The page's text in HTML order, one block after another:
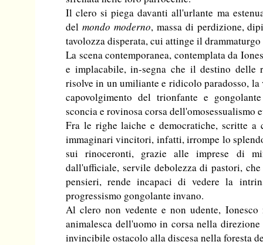
Il clero si piega davanti all'urlante ma
del mondo moderno, massa di perdizione,
tavolozza disperata, cui attinge il
La scena contemporanea, contemplata da
e implacabile, in-segna che il destino delle
risolve in un umiliante e ridicolo paradosso,
capovolgimento del trionfante e
sconcia e rovinosa corsa dell'omosessualismo
Fra le righe laiche e democratiche, scritte
immaginari vincitori, infatti, irrompe lo
sui rinoceronti, grazie alle imprese di
dall'ufficiale, servile debolezza di pastori,
pensieri, rende incapaci di vedere la
progressismo gongolante invano.
Al clero non vedente e non udente,
animalesca dell'uomo in corsa nella
invincibile ostacolo alla discesa nella foresta